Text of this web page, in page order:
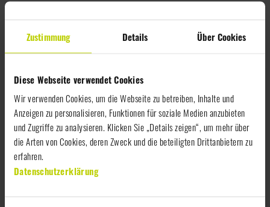
Zustimmung Details Über Cookies
Diese Webseite verwendet Cookies
Wir verwenden Cookies, um die Webseite zu betreiben, Inhalte und
Anzeigen zu personalisieren, Funktionen für soziale Medien anzubieten
und Zugriffe zu analysieren. Klicken Sie „Details zeigen“, um mehr über
die Arten von Cookies, deren Zweck und die beteiligten Drittanbietern zu
erfahren.
Datenschutzerklärung
Vorheriges
Mack